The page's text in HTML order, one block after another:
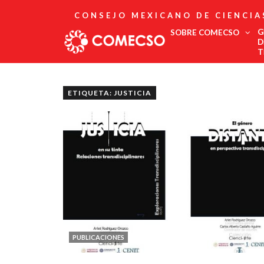
CONSEJO MEXICANO DE
SOBRE COMECSO
Fundadores
Publicaciones
ETIQUETA: JUSTICIA
PUBLICACIONES